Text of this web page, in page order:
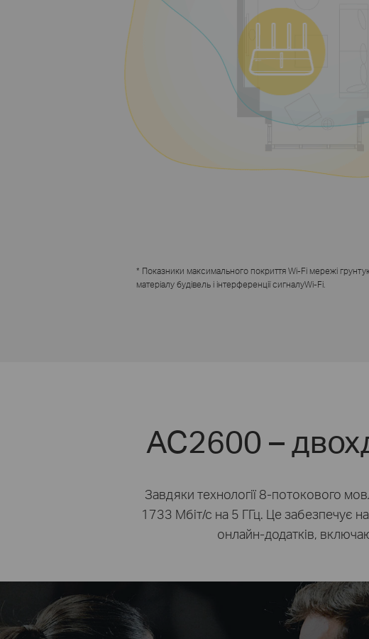
* Показники максимального покриття Wi-Fi мережі
матеріалу будівель і інтерференції сигналуWi-Fi
AC2600 –
Завдяки технології 8-потокового
1733 Мбіт/с на 5 ГГц . Це забезпечує
онлайн-додатків,